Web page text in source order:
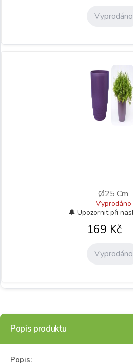
Vyprodáno
Ø25 Cm
Vyprodáno
169 Kč
Vyprodáno
Popis produktu
Popis: